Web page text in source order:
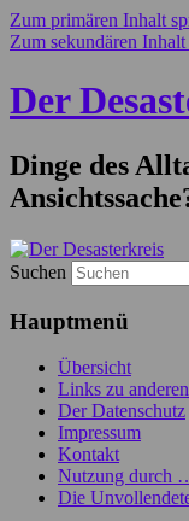
Zum primären Inhalt
Zum sekundären Inhalt
Der
Dinge des
Suchen
Hauptmenü
Übersicht
Links zu
Der Datenschutz
Impressum
Kontakt
Nutzung durch
Die